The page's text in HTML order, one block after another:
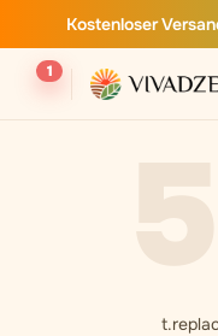
Kostenloser
1